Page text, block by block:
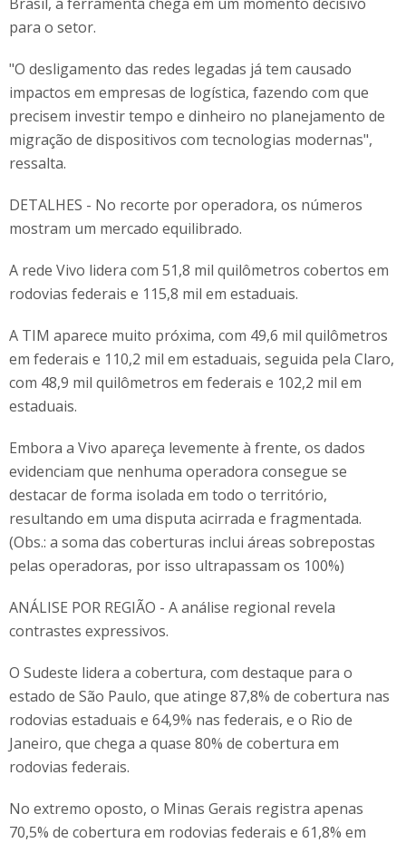
para o setor.
"O desligamento das redes legadas já tem causado
impactos em empresas de logística, fazendo com que
precisem investir tempo e dinheiro no planejamento de
migração de dispositivos com tecnologias modernas",
ressalta.
DETALHES - No recorte por operadora, os números
mostram um mercado equilibrado.
A rede Vivo lidera com 51,8 mil quilômetros cobertos em
rodovias federais e 115,8 mil em estaduais.
A TIM aparece muito próxima, com 49,6 mil quilômetros
em federais e 110,2 mil em estaduais, seguida pela Claro,
com 48,9 mil quilômetros em federais e 102,2 mil em
estaduais.
Embora a Vivo apareça levemente à frente, os dados
evidenciam que nenhuma operadora consegue se
destacar de forma isolada em todo o território,
resultando em uma disputa acirrada e fragmentada.
(Obs.: a soma das coberturas inclui áreas sobrepostas
pelas operadoras, por isso ultrapassam os 100%)
ANÁLISE POR REGIÃO - A análise regional revela
contrastes expressivos.
O Sudeste lidera a cobertura, com destaque para o
estado de São Paulo, que atinge 87,8% de cobertura nas
rodovias estaduais e 64,9% nas federais, e o Rio de
Janeiro, que chega a quase 80% de cobertura em
rodovias federais.
No extremo oposto, o Minas Gerais registra apenas
70,5% de cobertura em rodovias federais e 61,8% em